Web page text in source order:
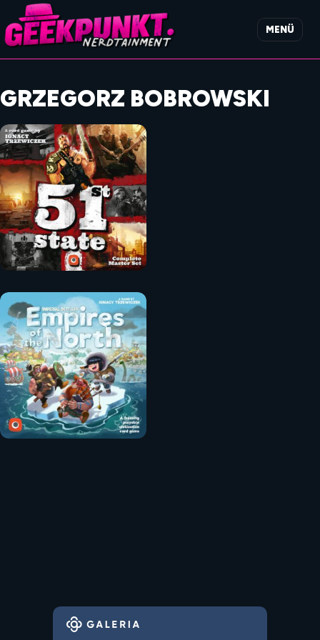
MENÜ
GRZEGORZ BOBROWSKI